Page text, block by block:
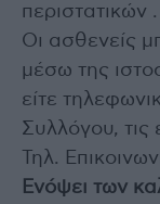
περιστατικών .
Οι ασθενείς
μέσω της
είτε
Συλλόγου, τις
Τηλ.
Ενόψει των